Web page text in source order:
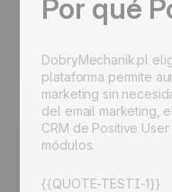
Por qué
DobryMechanik.pl
plataforma permite
marketing sin
del email marketing,
CRM de Positive
módulos.
{{QUOTE-TESTI-1}}